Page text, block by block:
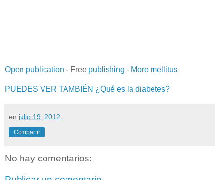
Open publication - Free publishing - More mellitus
PUEDES VER TAMBIÉN ¿Qué es la diabetes?
en julio 19, 2012
Compartir
No hay comentarios: